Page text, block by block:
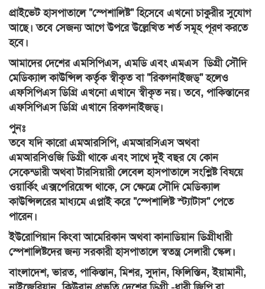
প্রাইভেট হাসপাতালে "স্পেশালিষ্ট" হিসেবে এখনো চাকুরীর সুযোগ
আছে। তবে সেজন্য আগে উপরে উল্লেখিত শর্ত সমূহ পূরণ করতে
হবে।
আমাদের দেশের এমসিপিএস, এমডি এবং এমএস ডিগ্রী সৌদি
মেডিক্যাল কাউন্সিল কর্তৃক স্বীকৃত বা "রিকগনাইজড্" হলেও
এফসিপিএস ডিগ্রি এখনো এখানে স্বীকৃত নয়। তবে, পাকিস্তানের
এফসিপিএস ডিগ্রি এখানে রিকগনাইজড্।
পুনঃ
তবে যদি কারো এমআরসিপি, এমআরসিএস অথবা
এমআরসিওজি ডিগ্রী থাকে এবং সাথে দুই বছর যে কোন
সেকেন্ডারী অথবা টারসিয়ারী লেবেল হাসপাতালে সংশ্লিষ্ট বিষয়ে
ওয়ার্কিং এক্সপেরিয়েন্স থাকে, সে ক্ষেত্রে সৌদি মেডিক্যাল
কাউন্সিলরের মাধ্যমে এপ্লাই করে "স্পেশালিষ্ট স্ট্যাটাস" পেতে
পারেন।
ইউরোপিয়ান কিংবা আমেরিকান অথবা কানাডিয়ান ডিগ্রীধারী
স্পেশালিষ্টদের জন্য সরকারী হাসপাতালে স্বতন্ত্র সেলারী স্কেল।
বাংলাদেশ, ভারত, পাকিস্তান, মিশর, সুদান, ফিলিস্তিন, ইয়ামানী,